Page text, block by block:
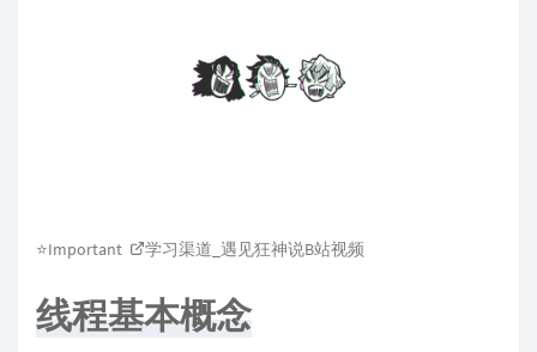
⭐Important 学习渠道_遇见狂神说B站视频
线程基本概念